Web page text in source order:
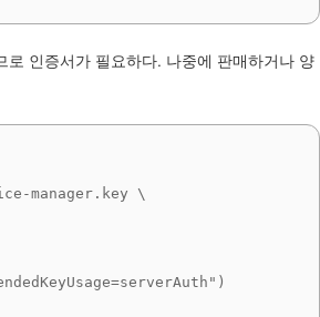
인증서가 필요하다. 나중에 판매하거나 양
manager.key \